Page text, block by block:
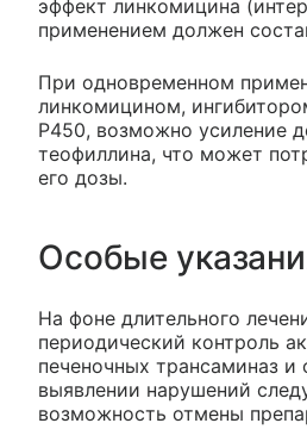
эффект линкомицина
применением должен
При одновременном
линкомицином,
Р450, возможно усиление
теофиллина, что может
его дозы.
Особые
На фоне длительного
периодический контроль
печеночных трансаминаз и
выявлении нарушений
возможность отмены